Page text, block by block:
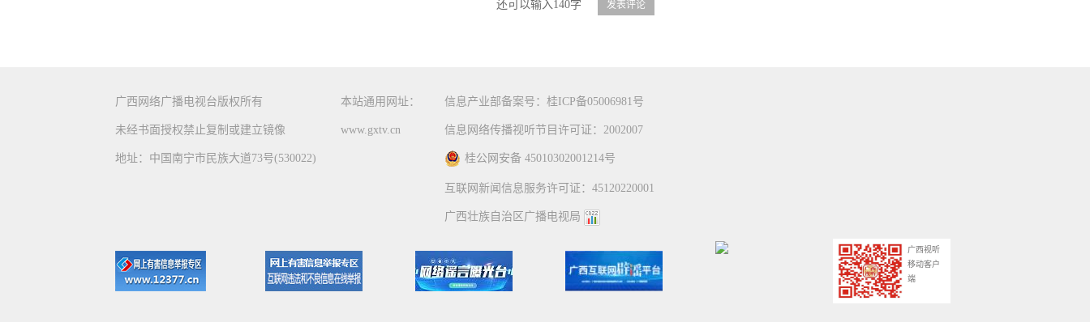
还可以输入140字
广西网络广播电视台版权所有
未经书面授权禁止复制或建立镜像
地址：中国南宁市民族大道73号(530022)
本站通用网址：
www.gxtv.cn
信息产业部备案号：桂ICP备05006981号
信息网络传播视听节目许可证：2002007
桂公网安备 45010302001214号
互联网新闻信息服务许可证：45120220001
广西壮族自治区广播电视局
广西视听
移动客户
端